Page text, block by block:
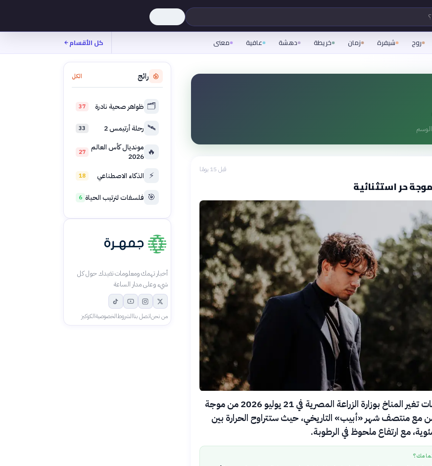
روح شيفرة زمان خريطة دهشة عافية معنى كل الأقسام
قبل 15 يومًا
حر استثنائية
حذر مركز معلومات تغير المناخ بوزارة الزراعة المصرية في 21 يوليو 2026 من موجة
مع منتصف شهر «أبيب» التاريخي، حيث ستتراوح الحرارة بين
رائج الكل
🗂️ ظواهر صحية نادرة 37
🛰️ رحلة أرتيمس 2 33
🔥 مونديال كأس العالم
2026
27
⚡ الذكاء الاصطناعي 18
🎯 فلسفات لترتيب الحياة 6
أخبار تهمك ومعلومات تفيدك حول كل
شيء وعلى مدار الساعة
من نحناتصل بناالشروطالخصوصيةالكوكيز